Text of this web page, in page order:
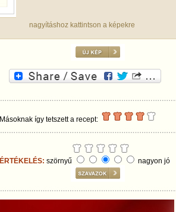
nagyításhoz kattintson a képekre
Másoknak így tetszett a recept:
ÉRTÉKELÉS: szörnyű nagyon jó